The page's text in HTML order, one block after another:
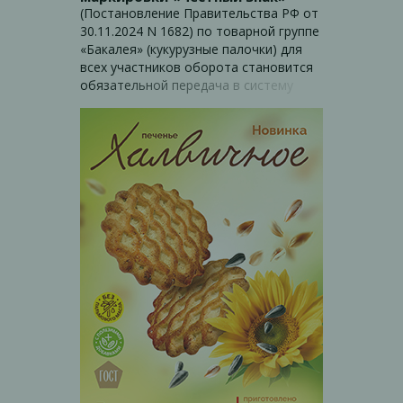
(Постановление Правительства РФ от
30.11.2024 N 1682) по товарной группе
«Бакалея» (кукурузные палочки) для
всех участников оборота становится
обязательной передача в систему
права собственности на продукцию
посредством подачи через ЭДО
(электронный документооборот)
универсального передаточного
документа в объемно-сортовом
формате: код товара (GTIN) и
количество. Покупатель
маркированного товара обязан: Если
ПОКУПАТЕЛЬ ранее не работал в
системе «Честный знак»: - пройти
регистрацию в системе «Честный
знак»; - работать через систему
электронного документооборота
(ЭДО). Если ПОКУПАТЕЛЬ уже
работает в системе «Честный знак»: -
добавить на сайте «Честный знак»